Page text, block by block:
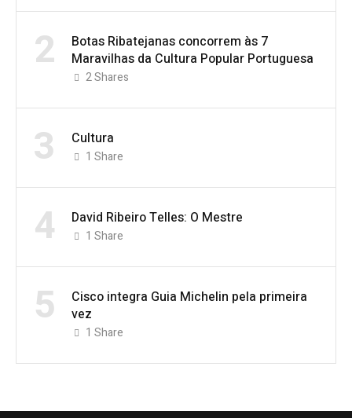
2
Botas Ribatejanas concorrem às 7
Maravilhas da Cultura Popular Portuguesa
2Shares
3 Cultura
1 Share
4 David Ribeiro Telles: O Mestre
1 Share
5
Cisco integra Guia Michelin pela primeira
vez
1 Share